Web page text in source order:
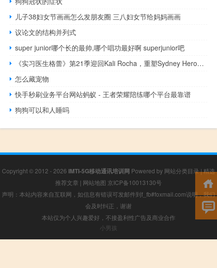
儿子38妇女节画画怎么发朋友圈 三八妇女节给妈妈画画
议论文的结构并列式
super junior哪个长的最帅,哪个唱功最好啊 superjunior吧
《实习医生格蕾》第21季迎回Kali Rocha，重塑Sydney Heron医生角色
怎么藏宠物
快手秒刷业务平台网站蚂蚁 - 王者荣耀陪练哪个平台最靠谱
狗狗可以和人睡吗
Copyright © 2012 - 2026 IMTI-5G移动通讯培训网 Powered by 网站分类目录|精选
推荐文章 | 网站地图 京ICP备10013130号
声明：本站内容来自互联网，如信息有错误可发邮件到f_fb#foxmail.com说明，我们
会及时纠正，谢谢
本站仅为个人兴趣爱好，不接盈利性广告及商业合作
小男孩